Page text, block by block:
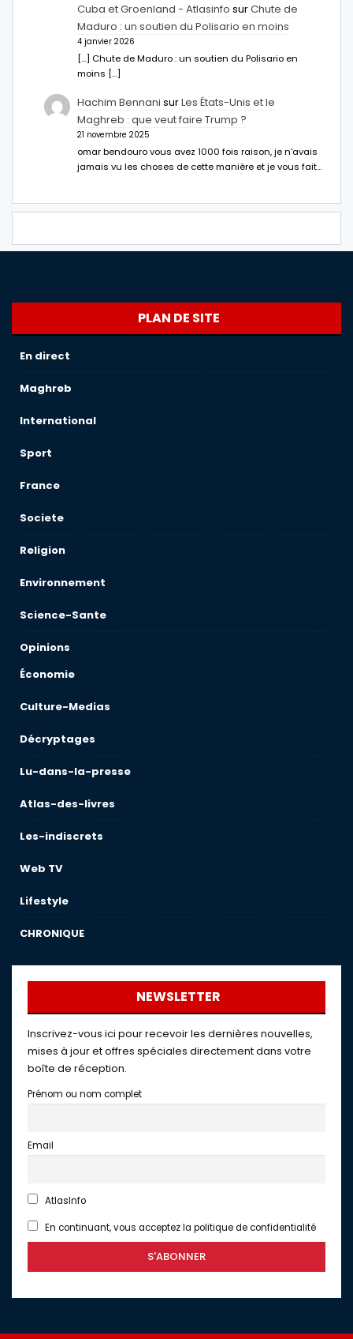
Cuba et Groenland - Atlasinfo surChute de
Maduro : un soutien du Polisario en moins
4 janvier 2026
[…] Chute de Maduro : un soutien du Polisario en
moins […]
Hachim Bennani surLes États-Unis et le
Maghreb : que veut faire Trump ?
21 novembre 2025
omar bendouro vous avez 1000 fois raison, je n'avais
jamais vu les choses de cette manière et je vous fait…
PLAN DE SITE
En direct
Maghreb
International
Sport
France
Societe
Religion
Environnement
Science-Sante
Opinions
Économie
Culture-Medias
Décryptages
Lu-dans-la-presse
Atlas-des-livres
Les-indiscrets
Web TV
Lifestyle
CHRONIQUE
NEWSLETTER
Inscrivez-vous ici pour recevoir les dernières nouvelles,
mises à jour et offres spéciales directement dans votre
boîte de réception.
Prénom ou nom complet
Email
AtlasInfo
En continuant, vous acceptez la politique de confidentialité